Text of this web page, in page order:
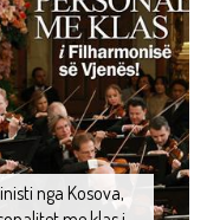
nga Kosova,